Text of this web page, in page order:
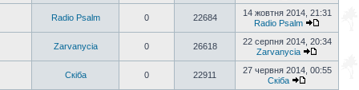
Radio Psalm 0 22684
14 жовтня 2014, 21:31
Radio Psalm
Zarvanycia 0 26618
22 серпня 2014, 20:34
Zarvanycia
Скіба 0 22911
27 червня 2014, 00:55
Скіба